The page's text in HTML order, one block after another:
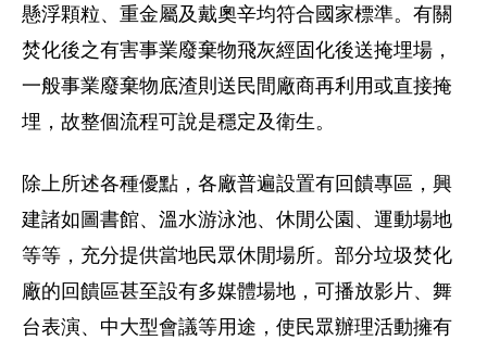
懸浮顆粒、重金屬及戴奧辛均符合國家標準。有關
焚化後之有害事業廢棄物飛灰經固化後送掩埋場，
一般事業廢棄物底渣則送民間廠商再利用或直接掩
埋，故整個流程可說是穩定及衛生。
除上所述各種優點，各廠普遍設置有回饋專區，興
建諸如圖書館、溫水游泳池、休閒公園、運動場地
等等，充分提供當地民眾休閒場所。部分垃圾焚化
廠的回饋區甚至設有多媒體場地，可播放影片、舞
台表演、中大型會議等用途，使民眾辦理活動擁有